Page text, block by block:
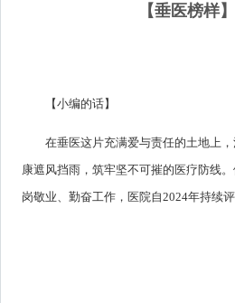
【垂医榜样
【小编的话】
在垂医这片充满爱与责任的土地上
康遮风挡雨，筑牢坚不可摧的医疗防线
岗敬业、勤奋工作，医院自2024年持续